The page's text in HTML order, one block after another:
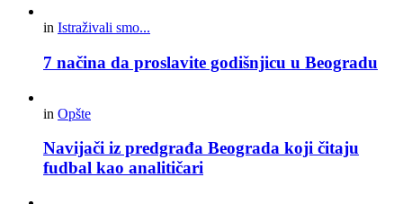
in Istraživali smo...
7 načina da proslavite godišnjicu u Beogradu
in Opšte
Navijači iz predgrađa Beograda koji čitaju
fudbal kao analitičari